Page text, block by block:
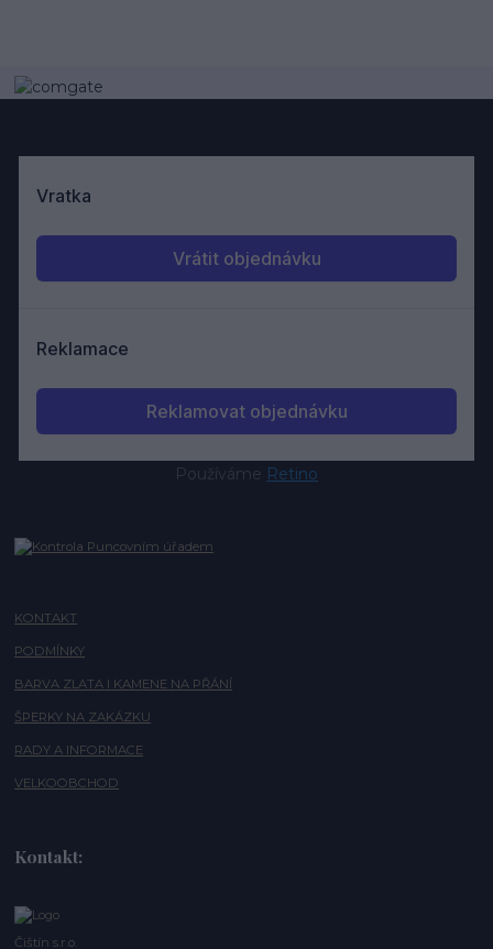
Používáme Retino
KONTAKT
PODMÍNKY
BARVA ZLATA I KAMENE NA PŘÁNÍ
ŠPERKY NA ZAKÁZKU
RADY A INFORMACE
VELKOOBCHOD
Kontakt:
Čištín s.r.o.